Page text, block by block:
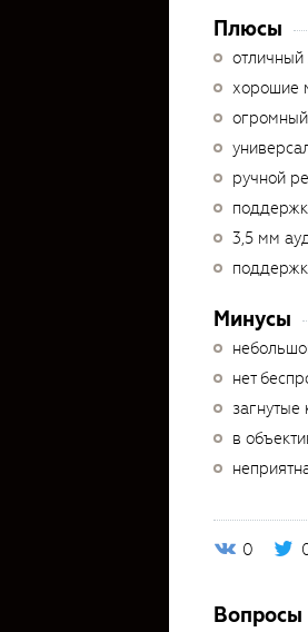
Плюсы
хорошие
ручной
3,5 мм
Минусы
нет
в
0
Вопросы